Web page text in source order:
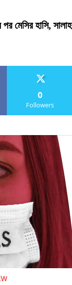
মেসির হাসি,
0
Followers